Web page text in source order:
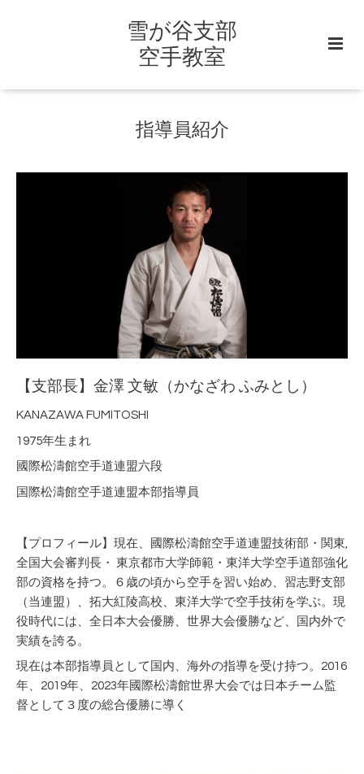
雪が谷支部
空手教室
指導員紹介
【支部長】金澤 文敏（かなざわ ふみとし）
KANAZAWA FUMITOSHI
1975年生まれ
國際松濤館空手道連盟六段
国際松濤館空手道連盟本部指導員
【プロフィール】現在、國際松濤館空手道連盟技術部・関東,
全国大会審判長・ 東京都市大学師範・東洋大学空手道部強化
部の資格を持つ。６歳の頃から空手を習い始め、習志野支部
（当連盟）、拓大紅陵高校、東洋大学で空手技術を学ぶ。現
役時代には、全日本大会優勝、世界大会優勝など、国内外で
実績を誇る。
現在は本部指導員として国内、海外の指導を受け持つ。2016
年、2019年、2023年國際松濤館世界大会では日本チーム監
督として３度の総合優勝に導く